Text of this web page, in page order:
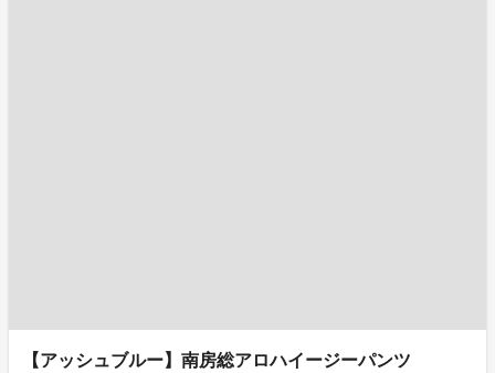
【アッシュブルー】南房総アロハイージーパンツ